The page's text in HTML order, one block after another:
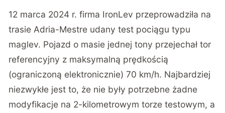
12 marca 2024 r.firma IronLev przeprowadziła na
trasie Adria-Mestre udany test pociągu typu
maglev. Pojazd o masie jednej tony przejechał tor
referencyjny z maksymalną prędkością
(ograniczoną elektronicznie) 70 km/h. Najbardziej
niezwykłe jest to, że nie były potrzebne żadne
modyfikacje na 2-kilometrowym torze testowym, a